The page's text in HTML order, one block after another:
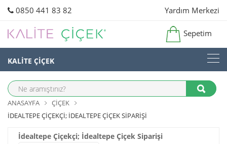
0850 441 83 82 Yardım Merkezi
Sepetim
KALİTE ÇİÇEK
ANASAYFA
ÇIÇEK
İDEALTEPE ÇIÇEKÇI; İDEALTEPE ÇIÇEK SIPARIŞI
İdealtepe Çiçekçi; İdealtepe Çiçek Siparişi